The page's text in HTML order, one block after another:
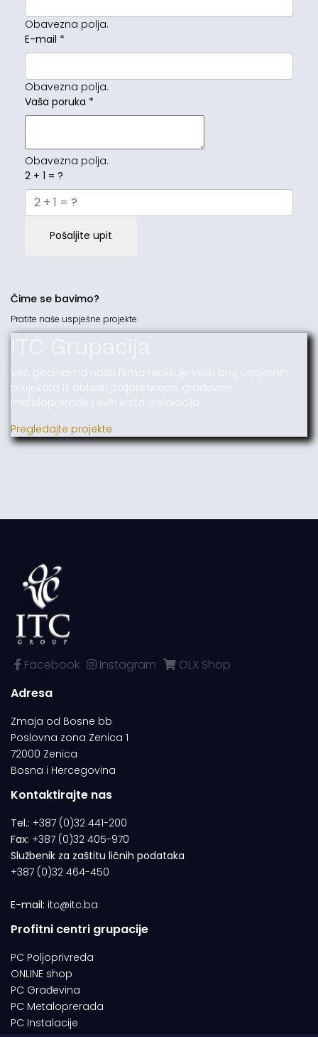
Obavezna polja.
E-mail *
Obavezna polja.
Vaša poruka *
Obavezna polja.
2 + 1 = ?
Pošaljite upit
Čime se bavimo?
Pratite naše uspješne projekte.
ITC Grupacija
Već godinama naša firma realizuje veliki broj uspješnih
projekata iz oblasti poljoprivrede, građevine,
metaloprerade i svih vrsta instalacija.
Pregledajte projekte
Facebook Instagram
OLX Shop
Adresa
Zmaja od Bosne bb
Poslovna zona Zenica 1
72000 Zenica
Bosna i Hercegovina
Kontaktirajte nas
Tel.: +387 (0)32 441-200
Fax: +387 (0)32 405-970
Službenik za zaštitu ličnih podataka
+387 (0)32 464-450
E-mail: itc@itc.ba
Profitni centri grupacije
PC Poljoprivreda
ONLINE shop
PC Građevina
PC Metaloprerada
PC Instalacije